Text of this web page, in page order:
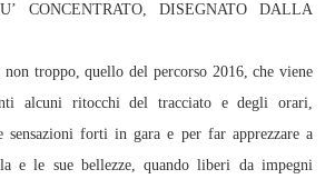
CONCENTRATO, DISEGNATO DALLA
troppo, quello del percorso 2016, che viene
alcuni ritocchi del tracciato e degli orari,
forti in gara e per far apprezzare a
e le sue bellezze, quando liberi da impegni